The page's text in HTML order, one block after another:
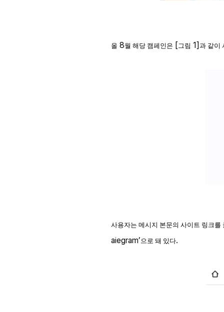
올 8월 해당 캠페인은 [그림 1] 과 같이
사용자는 메시지 본문의 사이트 링크
aiegram’으로 돼 있다.